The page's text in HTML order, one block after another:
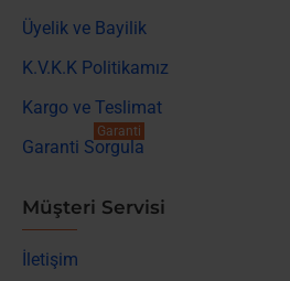
Üyelik ve Bayilik
K.V.K.K Politikamız
Kargo ve Teslimat
Garanti Sorgula
Garanti
Müşteri Servisi
İletişim